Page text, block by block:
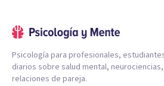
Psicología para profesionales,
diarios sobre salud mental,
relaciones de pareja.